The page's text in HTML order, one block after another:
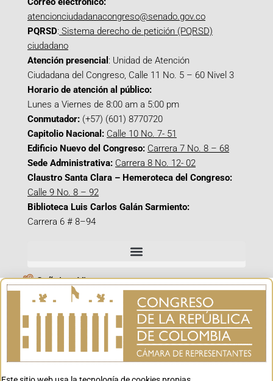
atencionciudadanacongreso@senado.gov.co
PQRSD: Sistema derecho de petición (PQRSD)
ciudadano
Atención presencial : Unidad de Atención
Ciudadana del Congreso, Calle 11 No. 5 – 60 Nivel 3
Horario de atención al público:
Lunes a Viernes de 8:00 am a 5:00 pm
Conmutador: (+57) (601) 8770720
Capitolio Nacional: Calle 10 No. 7- 51
Edificio Nuevo del Congreso: Carrera 7 No. 8 – 68
Sede Administrativa: Carrera 8 No. 12- 02
Claustro Santa Clara – Hemeroteca del Congreso:
Calle 9 No. 8 – 92
Biblioteca Luis Carlos Galán Sarmiento:
Carrera 6 # 8–94
Señal en Vivo
Facebook_@CamaraColombia
Instagram_@CamaraColombia
X_@CamaraColombia
Youtube_@CamaraColombia
Tiktok_@CamaraColombia